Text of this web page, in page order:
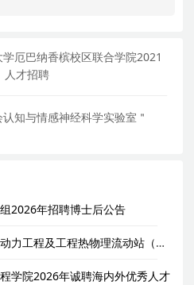
厄巴纳香槟校区联合学院2021
人才招聘
知与情感神经科学实验室＂
2026年招聘博士后公告
清华大学能源与动力工程系动力工程及工程热物理流动站（合作导师胥蕊娜）2026年招聘2名博士后
学院2026年诚聘海内外优秀人才